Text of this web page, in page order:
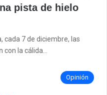
pista de hielo
cada 7 de diciembre, las
con la cálida…
Opinión